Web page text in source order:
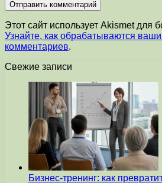
Этот сайт использует Akismet для
Узнайте, как обрабатываются
комментариев.
Свежие записи
Бизнес-тренинг: как